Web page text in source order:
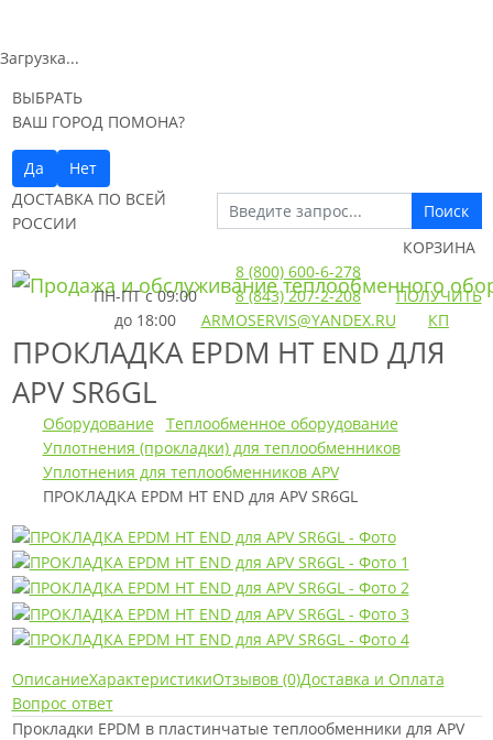
Загрузка...
ВЫБРАТЬ
ВАШ ГОРОД ПОМОНА?
Да
Нет
ДОСТАВКА ПО ВСЕЙ
РОССИИ
Поиск
ПН-ПТс 09:00
до 18:00
8 (800) 600-6-278
8 (843) 207-2-208
ARMOSERVIS@YANDEX.RU
КОРЗИНА
ПОЛУЧИТЬ
КП
ПРОКЛАДКА EPDM HT END ДЛЯ
APV SR6GL
Оборудование
Теплообменное оборудование
Уплотнения (прокладки) для теплообменников
Уплотнения для теплообменников APV
ПРОКЛАДКА EPDM HT END для APV SR6GL
ОписаниеХарактеристикиОтзывов (0)Доставка и Оплата
Вопрос ответ
Прокладки EPDM в пластинчатые теплообменники для APV